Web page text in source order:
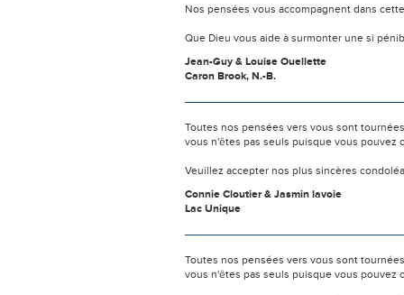
Nos pensées vous accompagnent dans
Que Dieu vous aide à surmonter une si
Jean-Guy & Louise Ouellette
Caron Brook, N.-B.
Toutes nos pensées vers vous sont
vous n'êtes pas seuls puisque vous pouvez
Veuillez accepter nos plus sincères
Connie Cloutier & Jasmin lavoie
Lac Unique
Toutes nos pensées vers vous sont
vous n'êtes pas seuls puisque vous pouvez